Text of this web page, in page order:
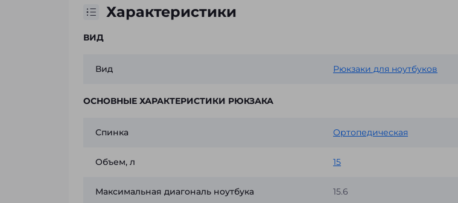
Характеристики
ВИД
Вид Рюкзаки для ноутбуков
ОСНОВНЫЕ ХАРАКТЕРИСТИКИ РЮКЗАКА
Спинка Ортопедическая
Объем, л 15
Максимальная диагональ ноутбука 15.6